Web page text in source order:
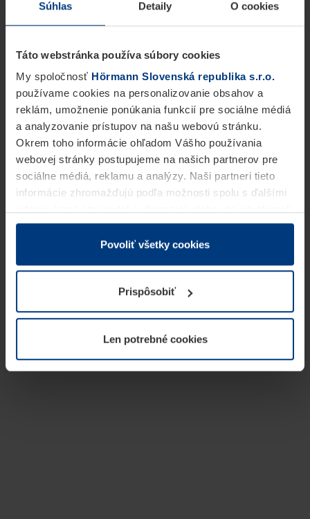
Súhlas Detaily O cookies
Táto webstránka používa súbory cookies
My spoločnosť Hörmann Slovenská republika s.r.o.
používame cookies na personalizovanie obsahov a
reklám, umožnenie ponúkania funkcií pre sociálne médiá
a analyzovanie prístupov na našu webovú stránku.
Okrem toho informácie ohľadom Vášho používania
webovej stránky postupujeme na našich partnerov pre
sociálne médiá, reklamu a analýzy. Naši partneri tieto
informácie zhromažďujú podľa možnosti spolu s ďalšími
v rámci Vášho využívania služieb.
Z právneho hľadiska môžeme cookies ukladať na Vašom
prevádzku tejto stránky. Pre všetky ostatné typy cookie
potrebujeme Vaše povolenie. Vaše povolenie môžete
kedykoľvek zmeniť alebo odvolať vo vysvetlení cookie
našej webovej stránky.
Povoliť všetky cookies
Prispôsobiť
Len potrebné cookies